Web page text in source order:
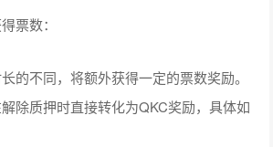
票数：
的不同，将额外获得一定的票数奖励。
除质押时直接转化为QKC奖励，具体如